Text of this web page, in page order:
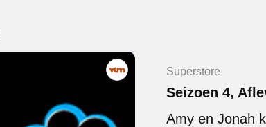
Superstore
Seizoen 4,
Amy en Jonah